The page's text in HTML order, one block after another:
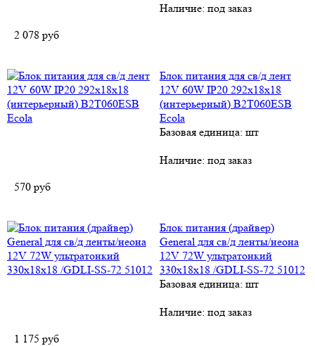
Наличие: под заказ
2 078 руб
Блок питания для св/д лент
12V 60W IP20 292x18x18
(интерьерный) B2T060ESB
Ecola
Базовая единица: шт
Наличие: под заказ
570 руб
Блок питания (драйвер)
General для св/д ленты/неона
12V 72W ультратонкий
330х18х18 /GDLI-SS-72 51012
Базовая единица: шт
Наличие: под заказ
1 175 руб